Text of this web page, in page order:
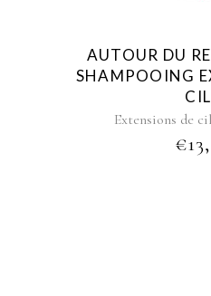
AUTOUR DU
SHAMPOOING
Extensions de
€